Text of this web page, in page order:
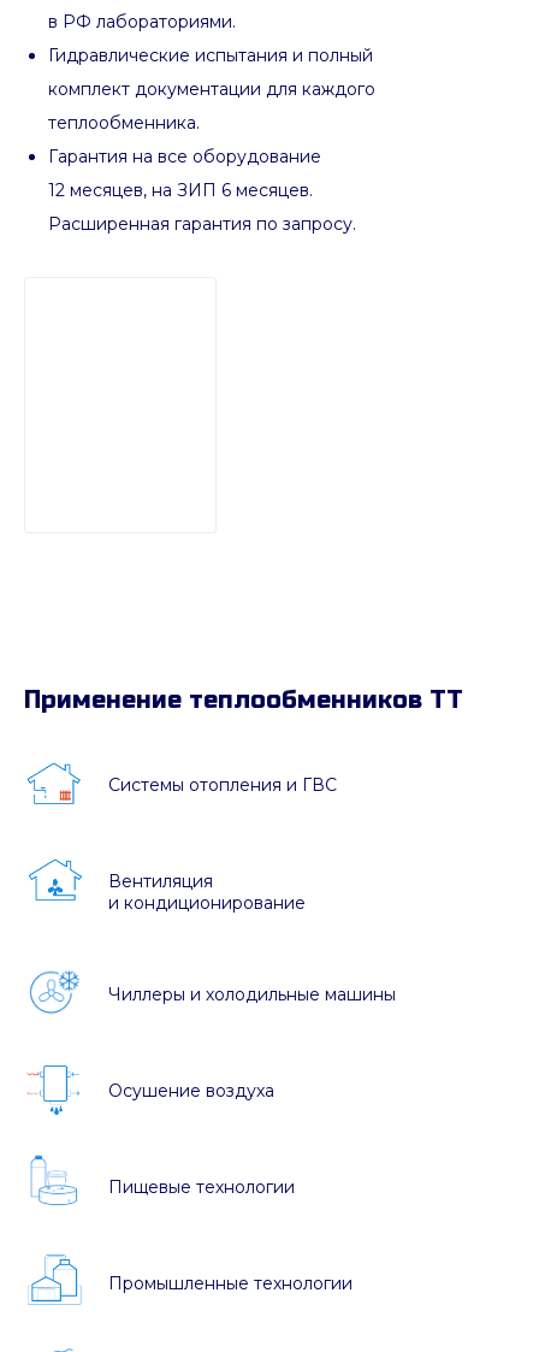
в РФ лабораториями.
Гидравлические испытания и полный
комплект документации для каждого
теплообменника.
Гарантия на все оборудование
12 месяцев, на ЗИП 6 месяцев.
Расширенная гарантия по запросу.
Применение теплообменников ТТ
Системы отопления и ГВС
Вентиляция
и кондиционирование
Чиллеры и холодильные машины
Осушение воздуха
Пищевые технологии
Промышленные технологии